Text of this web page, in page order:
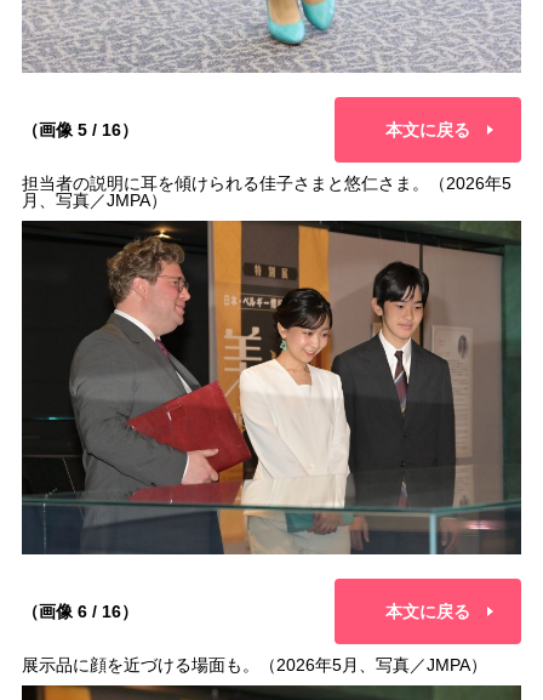
（画像 5 / 16） 本文に戻る
担当者の説明に耳を傾けられる佳子さまと悠仁さま。（2026年5
月、写真／JMPA）
（画像 6 / 16） 本文に戻る
展示品に顔を近づける場面も。（2026年5月、写真／JMPA）